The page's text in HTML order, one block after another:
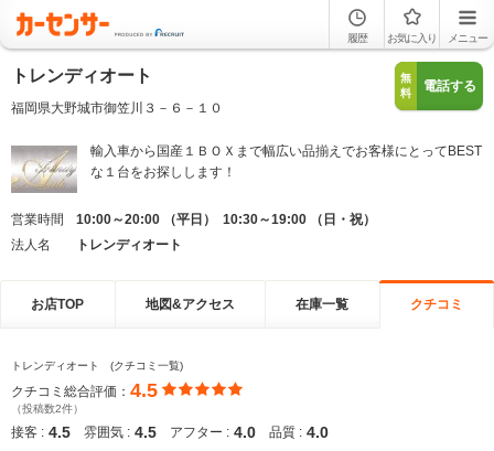
履歴 お気に入り メニュー
トレンディオート
福岡県大野城市御笠川３－６－１０
無
料
電話する
輸入車から国産１ＢＯＸまで幅広い品揃えでお客様にとってBEST
な１台をお探しします！
営業時間
10:00～20:00 （平日） 10:30～19:00 （日・祝）
法人名
トレンディオート
お店TOP 地図&アクセス 在庫一覧 クチコミ
トレンディオート (クチコミ一覧)
クチコミ総合評価： 4.5
（投稿数2件）
接客 : 4.5 雰囲気 : 4.5 アフター : 4.0 品質 : 4.0